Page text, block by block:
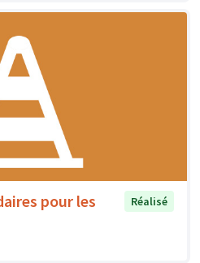
pour les
Réalisé